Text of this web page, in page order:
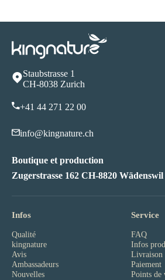
Staubstrasse 1
CH-8038 Zurich
+41 44 271 22 00
info@kingnature.ch
Boutique et production
Zugerstrasse 162 CH-8820 Wädenswil
Infos
Qualité
kingnature
Avis
Ambassadeurs
Nouvelles
Service
FAQ
Infos
Livraison
Paiement
Points de